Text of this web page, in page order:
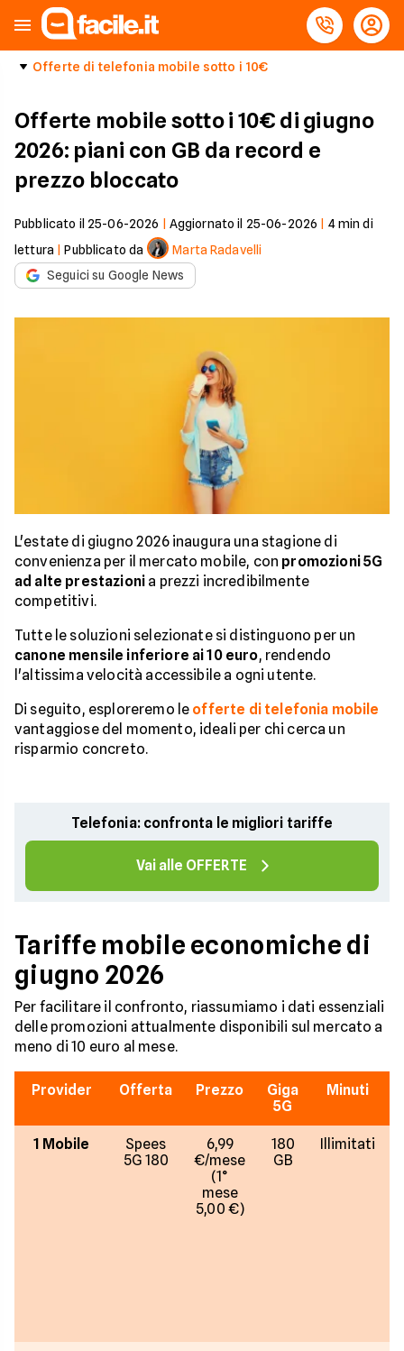
Offerte di telefonia mobile sotto i 10€
Offerte mobile sotto i 10€ di giugno
2026: piani con GB da record e
prezzo bloccato
Pubblicato il 25-06-2026 Aggiornato il 25-06-2026 4min di
lettura |Pubblicato da
Marta Radavelli
Seguici su Google News
L'estate di giugno 2026 inaugura una stagione di
convenienza per il mercato mobile, con promozioni 5G
ad alte prestazioni a prezzi incredibilmente
competitivi.
Tutte le soluzioni selezionate si distinguono per un
canone mensile inferiore ai 10 euro, rendendo
l'altissima velocità accessibile a ogni utente.
Di seguito, esploreremo le offerte di telefonia mobile
vantaggiose del momento, ideali per chi cerca un
risparmio concreto.
Telefonia: confronta le migliori tariffe
Vai alle OFFERTE
Tariffe mobile economiche di
giugno 2026
Per facilitare il confronto, riassumiamo i dati essenziali
delle promozioni attualmente disponibili sul mercato a
meno di 10 euro al mese.
Provider Offerta Prezzo
Giga
5G
Minuti
1 Mobile
Spees
5G 180
6,99
€/mese
(1°
mese
5,00 €)
180
GB
Illimitati